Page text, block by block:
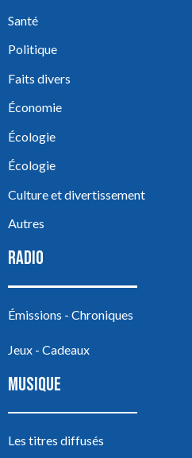
Santé
Politique
Faits divers
Économie
Écologie
Écologie
Culture et divertissement
Autres
RADIO
Émissions - Chroniques
Jeux - Cadeaux
MUSIQUE
Les titres diffusés